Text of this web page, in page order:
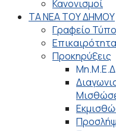
Κανονισμοί
ΤΑ ΝΕΑ ΤΟΥ ΔΗΜΟΥ
Γραφείο
Επικαιρότητα
Προκηρύξεις